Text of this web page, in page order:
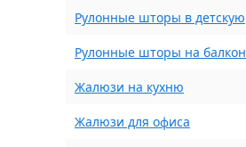
Рулонные шторы в детскую
Рулонные шторы на балкон
Жалюзи на кухню
Жалюзи для офиса